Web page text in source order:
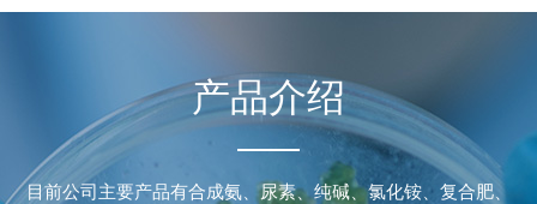
产品介绍
目前公司主要产品有合成氨、尿素、纯碱、氯化铵、复合肥、